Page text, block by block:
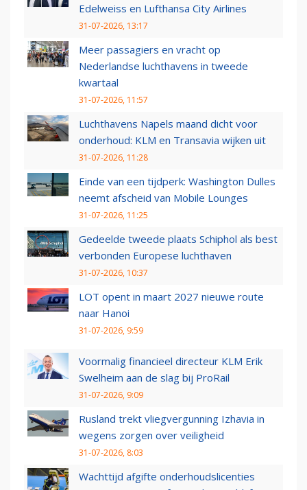
Edelweiss en Lufthansa City Airlines
31-07-2026, 13:17
Meer passagiers en vracht op
Nederlandse luchthavens in tweede
kwartaal
31-07-2026, 11:57
Luchthavens Napels maand dicht voor
onderhoud: KLM en Transavia wijken uit
31-07-2026, 11:28
Einde van een tijdperk: Washington Dulles
neemt afscheid van Mobile Lounges
31-07-2026, 11:25
Gedeelde tweede plaats Schiphol als best
verbonden Europese luchthaven
31-07-2026, 10:37
LOT opent in maart 2027 nieuwe route
naar Hanoi
31-07-2026, 9:59
Voormalig financieel directeur KLM Erik
Swelheim aan de slag bij ProRail
31-07-2026, 9:09
Rusland trekt vliegvergunning Izhavia in
wegens zorgen over veiligheid
31-07-2026, 8:03
Wachttijd afgifte onderhoudslicenties